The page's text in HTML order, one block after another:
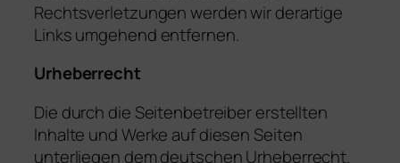
Rechtsverletzungen werden wir derartige
Links umgehend entfernen.
Urheberrecht
Die durch die Seitenbetreiber erstellten
Inhalte und Werke auf diesen Seiten
unterliegen dem deutschen Urheberrecht.